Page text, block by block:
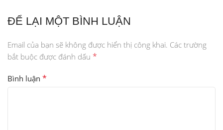
ĐỂ LẠI MỘT BÌNH LUẬN
Email của bạn sẽ không được hiển thị công khai. Các trường
bắt buộc được đánh dấu *
Bình luận *